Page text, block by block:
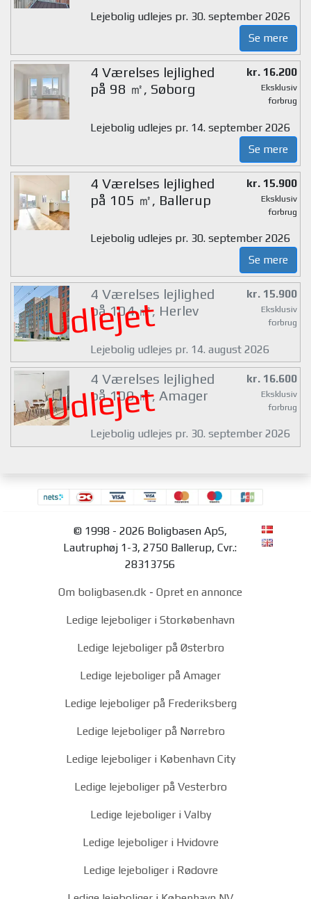
Lejebolig udlejes pr. 30. september 2026
Se mere
4 Værelses lejlighed
på 98 ㎡, Søborg
kr. 16.200
Eksklusiv
forbrug
Lejebolig udlejes pr. 14. september 2026
Se mere
4 Værelses lejlighed
på 105 ㎡, Ballerup
kr. 15.900
Eksklusiv
forbrug
Lejebolig udlejes pr. 30. september 2026
Se mere
Udlejet
4 Værelses lejlighed
på 104 ㎡, Herlev
kr. 15.900
Eksklusiv
forbrug
Lejebolig udlejes pr. 14. august 2026
Udlejet
4 Værelses lejlighed
på 100 ㎡, Amager
kr. 16.600
Eksklusiv
forbrug
Lejebolig udlejes pr. 30. september 2026
© 1998 - 2026 Boligbasen ApS,
Lautruphøj 1-3, 2750 Ballerup, Cvr.:
28313756
Om boligbasen.dk - Opret en annonce
Ledige lejeboliger i Storkøbenhavn
Ledige lejeboliger på Østerbro
Ledige lejeboliger på Amager
Ledige lejeboliger på Frederiksberg
Ledige lejeboliger på Nørrebro
Ledige lejeboliger i København City
Ledige lejeboliger på Vesterbro
Ledige lejeboliger i Valby
Ledige lejeboliger i Hvidovre
Ledige lejeboliger i Rødovre